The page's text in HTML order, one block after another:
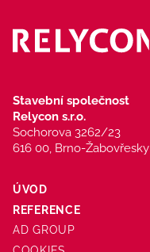
Stavební společnost
Relycon s.r.o.
Sochorova 3262/23
616 00, Brno-Žabovřesky
ÚVOD
REFERENCE
AD GROUP